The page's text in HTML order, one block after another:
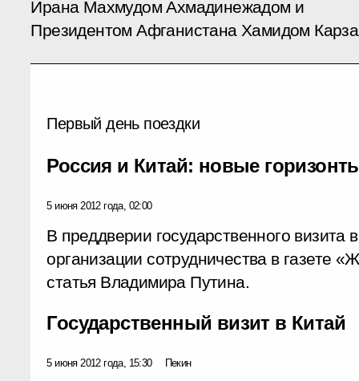
Ирана Махмудом Ахмадинежадом и
Президентом Афганистана Хамидом
Первый день поездки
Россия и Китай: новые
5 июня 2012 года, 02:00
В преддверии государственного
организации сотрудничества в газете
статья Владимира Путина.
Государственный визит в Китай
5 июня 2012 года, 15:30 Пекин